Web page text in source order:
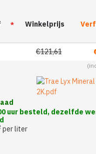
uur besteld, dezelfde
per liter
Winkelprijs
€121,61